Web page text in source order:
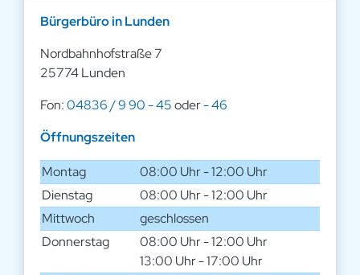
Bürgerbüro in Lunden
Nordbahnhofstraße 7
25774 Lunden
Fon:04836 / 9 90 - 45oder- 46
Öffnungszeiten
Montag
08:00 Uhr - 12:00 Uhr
Dienstag
08:00 Uhr - 12:00 Uhr
Mittwoch
geschlossen
Donnerstag
08:00 Uhr - 12:00 Uhr
13:00 Uhr - 17:00 Uhr